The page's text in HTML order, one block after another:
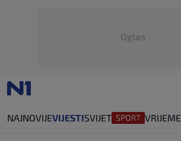
Oglas
NAJNOVIJEVIJESTISVIJET VRIJEME